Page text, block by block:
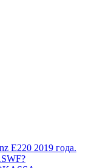
E220 2019 года.